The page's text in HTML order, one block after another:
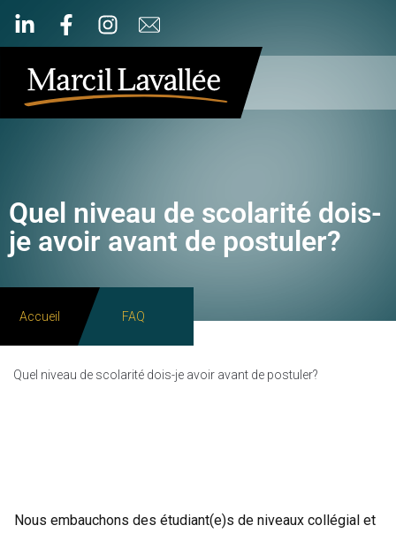
Quel niveau de scolarité dois-
je avoir avant de postuler?
Accueil FAQ
Quel niveau de scolarité dois-je avoir avant de postuler?
Nous embauchons des étudiant(e)s de niveaux collégial et